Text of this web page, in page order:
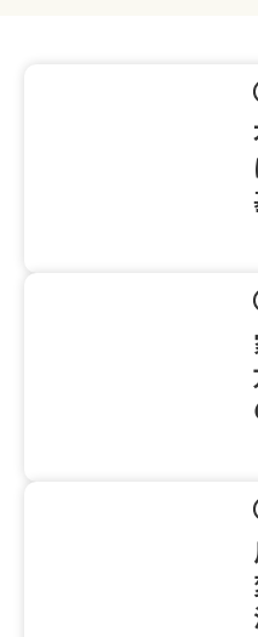
受付
無料
お急ぎの方は